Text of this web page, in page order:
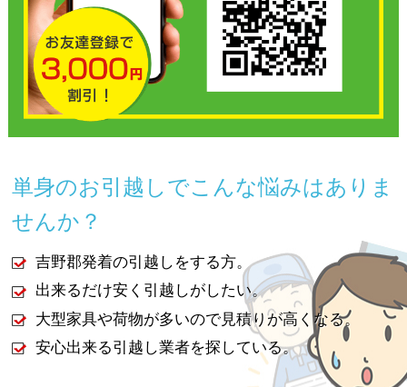
単身のお引越しでこんな悩みはありま
せんか？
吉野郡発着の引越しをする方。
出来るだけ安く引越しがしたい。
大型家具や荷物が多いので見積りが高くなる。
安心出来る引越し業者を探している。